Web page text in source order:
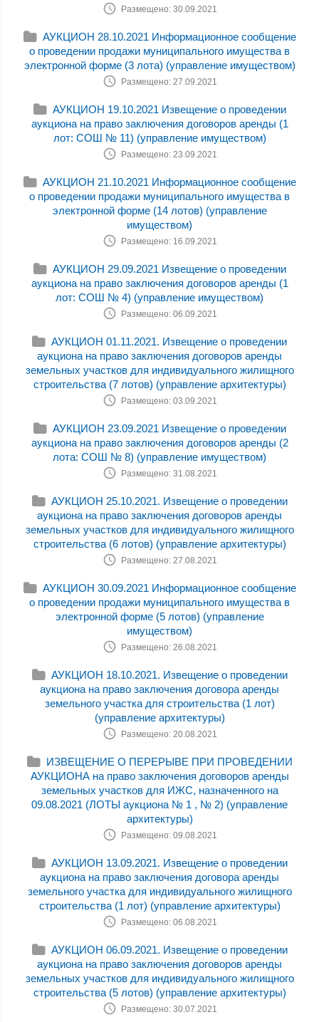
Размещено: 30.09.2021
АУКЦИОН 28.10.2021 Информационное сообщение
о проведении продажи муниципального имущества в
электронной форме (3 лота) (управление имуществом)
Размещено: 27.09.2021
АУКЦИОН 19.10.2021 Извещение о проведении
аукциона на право заключения договоров аренды (1
лот: СОШ № 11) (управление имуществом)
Размещено: 23.09.2021
АУКЦИОН 21.10.2021 Информационное сообщение
о проведении продажи муниципального имущества в
электронной форме (14 лотов) (управление
имуществом)
Размещено: 16.09.2021
АУКЦИОН 29.09.2021 Извещение о проведении
аукциона на право заключения договоров аренды (1
лот: СОШ № 4) (управление имуществом)
Размещено: 06.09.2021
АУКЦИОН 01.11.2021. Извещение о проведении
аукциона на право заключения договоров аренды
земельных участков для индивидуального жилищного
строительства (7 лотов) (управление архитектуры)
Размещено: 03.09.2021
АУКЦИОН 23.09.2021 Извещение о проведении
аукциона на право заключения договоров аренды (2
лота: СОШ № 8) (управление имуществом)
Размещено: 31.08.2021
АУКЦИОН 25.10.2021. Извещение о проведении
аукциона на право заключения договоров аренды
земельных участков для индивидуального жилищного
строительства (6 лотов) (управление архитектуры)
Размещено: 27.08.2021
АУКЦИОН 30.09.2021 Информационное сообщение
о проведении продажи муниципального имущества в
электронной форме (5 лотов) (управление
имуществом)
Размещено: 26.08.2021
АУКЦИОН 18.10.2021. Извещение о проведении
аукциона на право заключения договора аренды
земельного участка для строительства (1 лот)
(управление архитектуры)
Размещено: 20.08.2021
ИЗВЕЩЕНИЕ О ПЕРЕРЫВЕ ПРИ ПРОВЕДЕНИИ
АУКЦИОНА на право заключения договоров аренды
земельных участков для ИЖС, назначенного на
09.08.2021 (ЛОТЫ аукциона № 1 , № 2) (управление
архитектуры)
Размещено: 09.08.2021
АУКЦИОН 13.09.2021. Извещение о проведении
аукциона на право заключения договора аренды
земельного участка для индивидуального жилищного
строительства (1 лот) (управление архитектуры)
Размещено: 06.08.2021
АУКЦИОН 06.09.2021. Извещение о проведении
аукциона на право заключения договоров аренды
земельных участков для индивидуального жилищного
строительства (5 лотов) (управление архитектуры)
Размещено: 30.07.2021